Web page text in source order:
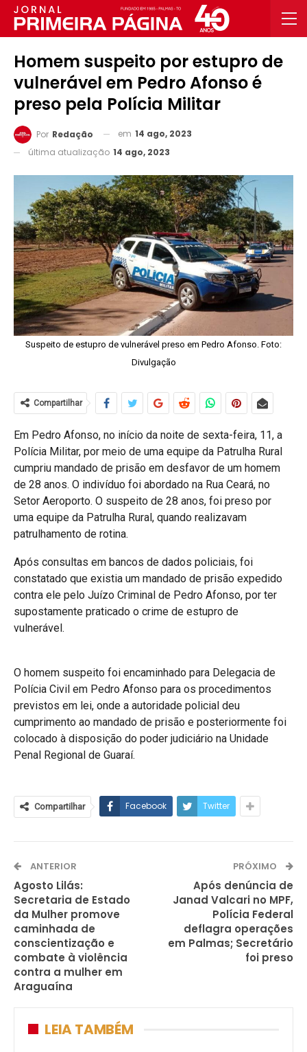
Homem suspeito por estupro de
vulnerável em Pedro Afonso é
preso pela Polícia Militar
Por Redação em 14 ago, 2023
última atualização 14 ago, 2023
Suspeito de estupro de vulnerável preso em Pedro Afonso. Foto:
Divulgação
Compartilhar
Em Pedro Afonso, no início da noite de sexta-feira, 11, a
Polícia Militar, por meio de uma equipe da Patrulha Rural
cumpriu mandado de prisão em desfavor de um homem
de 28 anos. O indivíduo foi abordado na Rua Ceará, no
Setor Aeroporto. O suspeito de 28 anos, foi preso por
uma equipe da Patrulha Rural, quando realizavam
patrulhamento de rotina.
Após consultas em bancos de dados policiais, foi
constatado que existia um mandado de prisão expedido
contra ele pelo Juízo Criminal de Pedro Afonso, por ter
supostamente praticado o crime de estupro de
vulnerável.
O homem suspeito foi encaminhado para Delegacia de
Polícia Civil em Pedro Afonso para os procedimentos
previstos em lei, onde a autoridade policial deu
cumprimento ao mandado de prisão e posteriormente foi
colocado à disposição do poder judiciário na Unidade
Penal Regional de Guaraí.
Compartilhar Facebook Twitter
ANTERIOR
Agosto Lilás:
Secretaria de Estado
da Mulher promove
caminhada de
conscientização e
combate à violência
contra a mulher em
Araguaína
PRÓXIMO
Após denúncia de
Janad Valcari no MPF,
Polícia Federal
deflagra operações
em Palmas; Secretário
foi preso
LEIA TAMBÉM